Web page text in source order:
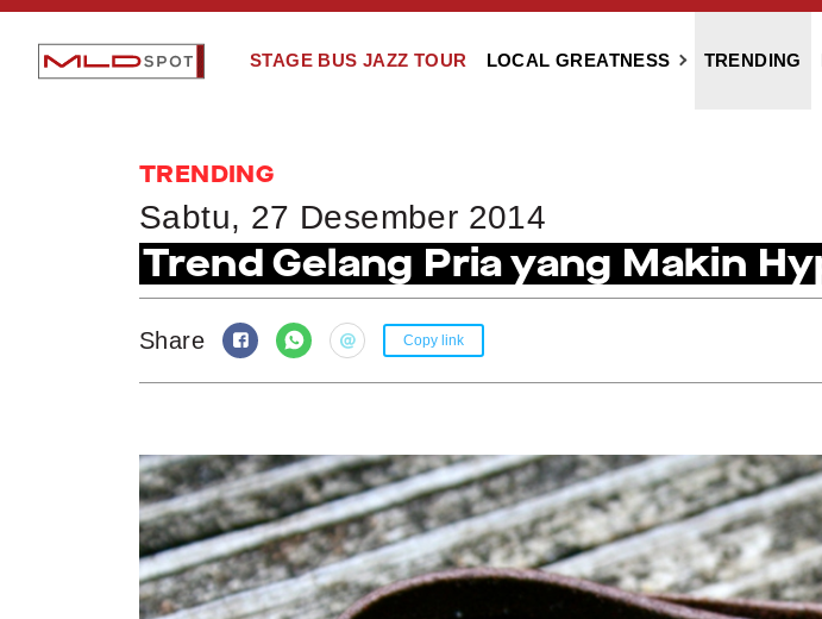
STAGE BUS JAZZ TOUR LOCAL GREATNESS TRENDING
TRENDING
Sabtu, 27 Desember 2014
Trend Gelang Pria yang Makin
Share Copy link